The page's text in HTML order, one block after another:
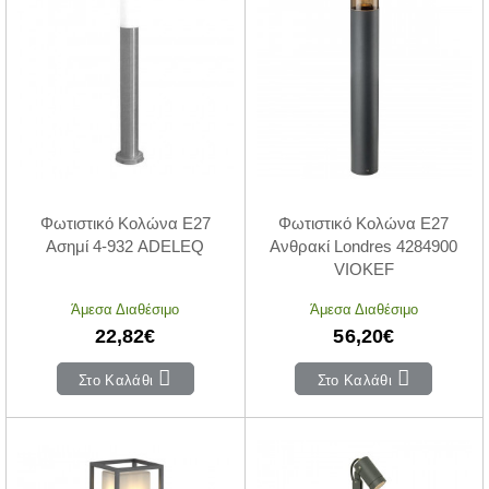
Φωτιστικό Κολώνα E27
Ασημί 4-932 ADELEQ
Άμεσα Διαθέσιμο
22,82€
Στο Καλάθι
Φωτιστικό Κολώνα E27
Ανθρακί Londres 4284900
VIOKEF
Άμεσα Διαθέσιμο
56,20€
Στο Καλάθι